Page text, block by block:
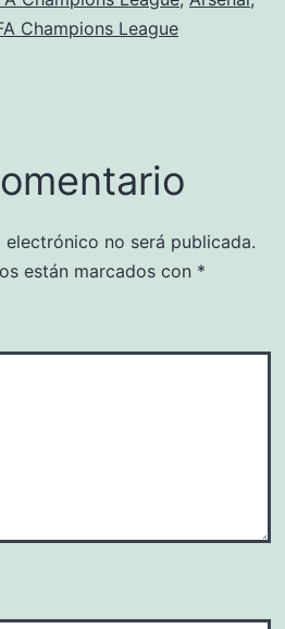
Champions League
no será publicada.
están marcados con *